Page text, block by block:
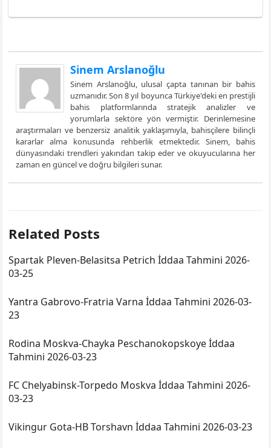
Sinem Arslanoğlu
Sinem Arslanoğlu, ulusal çapta tanınan bir bahis
uzmanıdır. Son 8 yıl boyunca Türkiye'deki en prestijli
bahis platformlarında stratejik analizler ve
yorumlarla sektöre yön vermiştir. Derinlemesine
araştırmaları ve benzersiz analitik yaklaşımıyla, bahisçilere bilinçli
kararlar alma konusunda rehberlik etmektedir. Sinem, bahis
dünyasındaki trendleri yakından takip eder ve okuyucularına her
zaman en güncel ve doğru bilgileri sunar.
Related Posts
Spartak Pleven-Belasitsa Petrich İddaa Tahmini 2026-
03-25
Yantra Gabrovo-Fratria Varna İddaa Tahmini 2026-03-
23
Rodina Moskva-Chayka Peschanokopskoye İddaa
Tahmini 2026-03-23
FC Chelyabinsk-Torpedo Moskva İddaa Tahmini 2026-
03-23
Vikingur Gota-HB Torshavn İddaa Tahmini 2026-03-23